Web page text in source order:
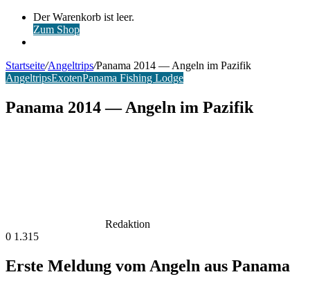
Warenkorb
ansehen
Der Warenkorb ist leer.
Zum Shop
Startseite/Angeltrips/Panama 2014 — Angeln im Pazifik
AngeltripsExotenPanama Fishing Lodge
Panama 2014 — Angeln im Pazifik
Redaktion
0 1.315
Erste Meldung vom Angeln aus Panama